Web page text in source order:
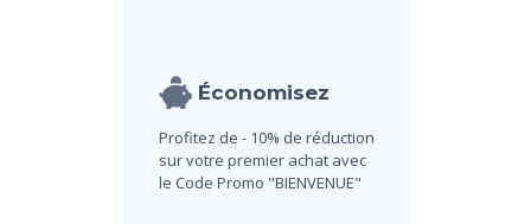
Économisez
Profitez de - 10% de réduction
sur votre premier achat avec
le Code Promo "BIENVENUE"